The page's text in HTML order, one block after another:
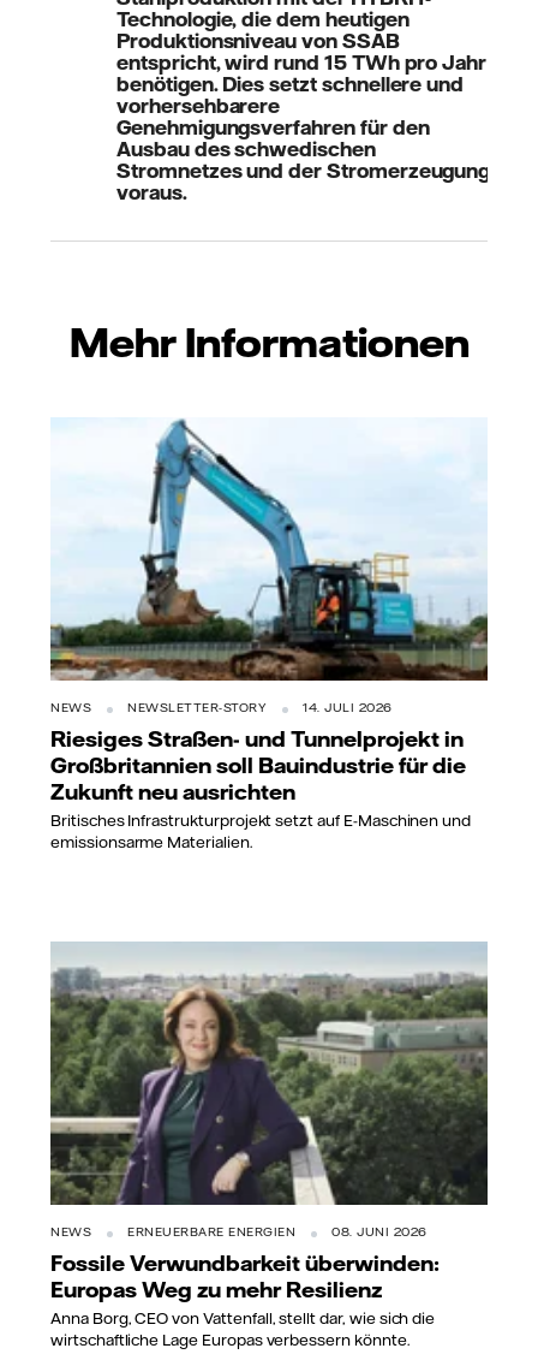
Technologie, die dem heutigen
Produktionsniveau von SSAB
entspricht, wird rund 15 TWh pro Jahr
benötigen. Dies setzt schnellere und
vorhersehbarere
Genehmigungsverfahren für den
Ausbau des schwedischen
Stromnetzes und der Stromerzeugung
voraus.
Mehr Informationen
NEWS NEWSLETTER-STORY 14. JULI 2026
Riesiges Straßen- und Tunnelprojekt in
Großbritannien soll Bauindustrie für die
Zukunft neu ausrichten
Britisches Infrastrukturprojekt setzt auf E-Maschinen und
emissionsarme Materialien.
NEWS ERNEUERBARE ENERGIEN 08. JUNI 2026
Fossile Verwundbarkeit überwinden:
Europas Weg zu mehr Resilienz
Anna Borg, CEO von Vattenfall, stellt dar, wie sich die
wirtschaftliche Lage Europas verbessern könnte.